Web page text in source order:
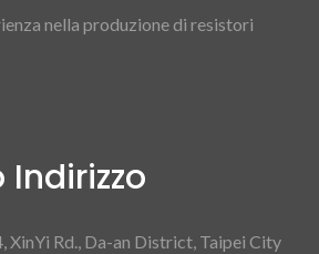
nella produzione di resistori
Indirizzo
XinYi Rd., Da-an District, Taipei City